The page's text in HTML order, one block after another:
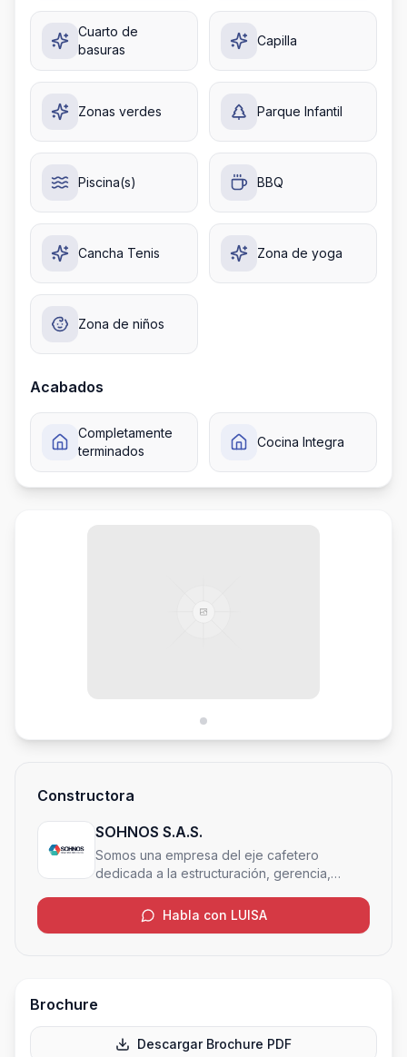
Cuarto de
basuras
Capilla
Zonas verdes Parque Infantil
Piscina(s) BBQ
Cancha Tenis Zona de yoga
Zona de niños
Acabados
Completamente
terminados
Cocina Integra
Constructora
SOHNOS S.A.S.
Somos una empresa del eje cafetero
dedicada a la estructuración, gerencia,
comercialización de proyectos inmobiliarios,
de igual forma gestionamos activos
portafolio diversificado, nuestro compromiso,
sueños de nuestros clientes.
Habla con LUISA
Brochure
Descargar Brochure PDF